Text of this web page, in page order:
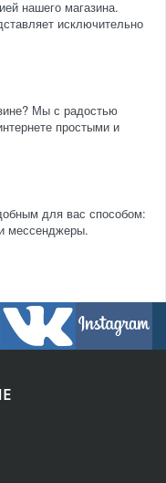
нашего магазина.
исключительно
Мы с радостью
простыми и
для вас способом:
мессенджеры.